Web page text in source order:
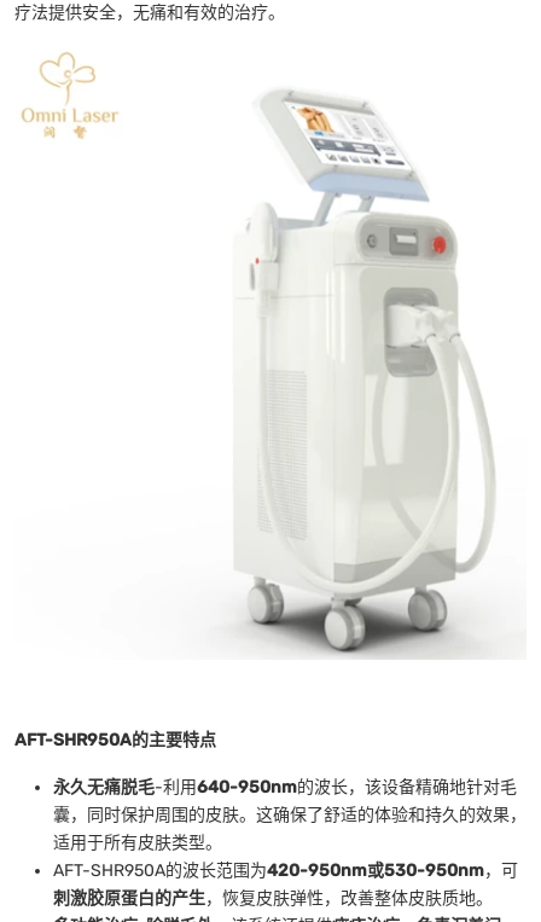
疗法提供安全，无痛和有效的治疗。
AFT-SHR950A的主要特点
永久无痛脱毛-利用640-950nm的波长，该设备精确地针对毛
囊，同时保护周围的皮肤。这确保了舒适的体验和持久的效果，
适用于所有皮肤类型。
AFT-SHR950A的波长范围为420-950nm或530-950nm，可
刺激胶原蛋白的产生，恢复皮肤弹性，改善整体皮肤质地。